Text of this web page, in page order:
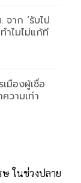
จาก ‘รับไป
ำไมไม่แก้ที
มืองผู้เชื่อ
วามเท่า
ในช่วงปลาย